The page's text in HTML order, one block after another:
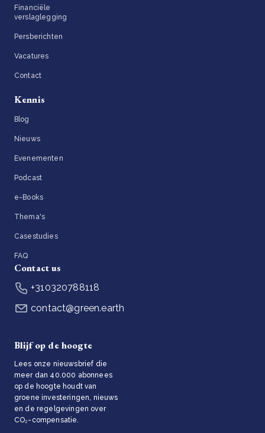
Financiële
verslaglegging
Persberichten
Vacatures
Contact
Kennis
Blog
Nieuws
Evenementen
Podcast
e-Books
Thema's
Casestudies
FAQ
Contact us
+310320788118
contact@green.earth
Blijf op de hoogte
Lees onze nieuwsbrief die
meer dan 40.000 abonnees
op de hoogte houdt van
groene investeringen, nieuws
en de regelgevingen over
CO₂-compensatie.